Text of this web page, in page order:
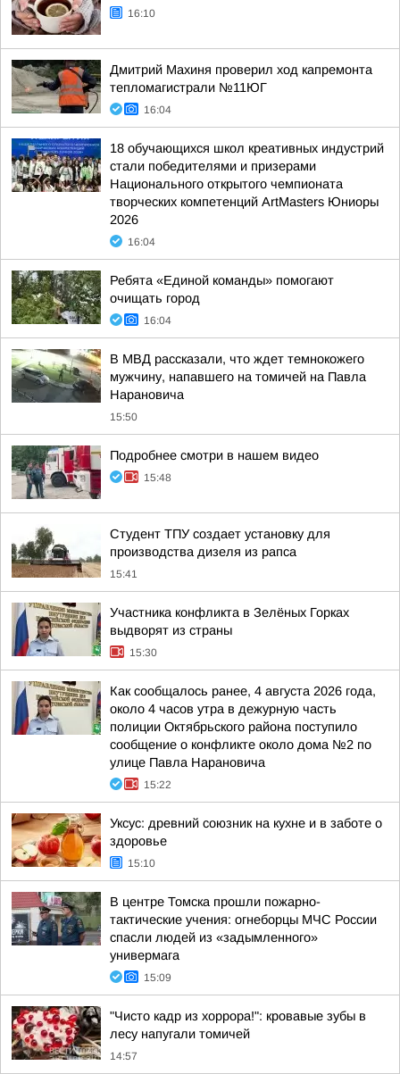
16:10
Дмитрий Махиня проверил ход капремонта
тепломагистрали №11ЮГ
16:04
18 обучающихся школ креативных индустрий
стали победителями и призерами
Национального открытого чемпионата
творческих компетенций ArtMasters Юниоры
2026
16:04
Ребята «Единой команды» помогают
очищать город
16:04
В МВД рассказали, что ждет темнокожего
мужчину, напавшего на томичей на Павла
Нарановича
15:50
Подробнее смотри в нашем видео
15:48
Студент ТПУ создает установку для
производства дизеля из рапса
15:41
Участника конфликта в Зелёных Горках
выдворят из страны
15:30
Как сообщалось ранее, 4 августа 2026 года,
около 4 часов утра в дежурную часть
полиции Октябрьского района поступило
сообщение о конфликте около дома №2 по
улице Павла Нарановича
15:22
Уксус: древний союзник на кухне и в заботе о
здоровье
15:10
В центре Томска прошли пожарно-
тактические учения: огнеборцы МЧС России
спасли людей из «задымленного»
универмага
15:09
"Чисто кадр из хоррора!": кровавые зубы в
лесу напугали томичей
14:57